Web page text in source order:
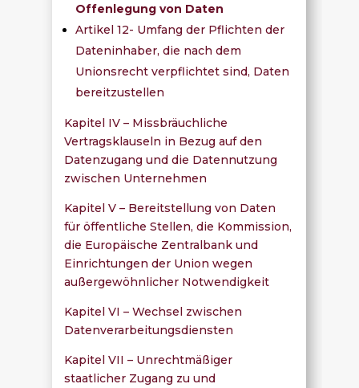
Offenlegung von Daten
Artikel 12- Umfang der Pflichten der
Dateninhaber, die nach dem
Unionsrecht verpflichtet sind, Daten
bereitzustellen
Kapitel IV – Missbräuchliche
Vertragsklauseln in Bezug auf den
Datenzugang und die Datennutzung
zwischen Unternehmen
Kapitel V – Bereitstellung von Daten
für öffentliche Stellen, die Kommission,
die Europäische Zentralbank und
Einrichtungen der Union wegen
außergewöhnlicher Notwendigkeit
Kapitel VI – Wechsel zwischen
Datenverarbeitungsdiensten
Kapitel VII – Unrechtmäßiger
staatlicher Zugang zu und